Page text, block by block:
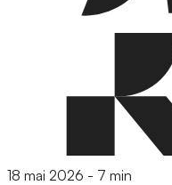
18 mai 2026 - 7 min